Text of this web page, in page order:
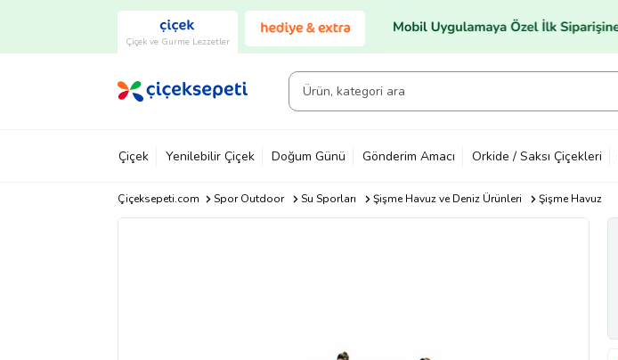
Çiçek ve Gurme Lezzetler
Çiçek Yenilebilir Çiçek Doğum Günü Gönderim Amacı Orkide / Saksı Çiçekleri
Çiçeksepeti.com Spor Outdoor Su Sporları Şişme Havuz ve Deniz Ürünleri Şişme Havuz